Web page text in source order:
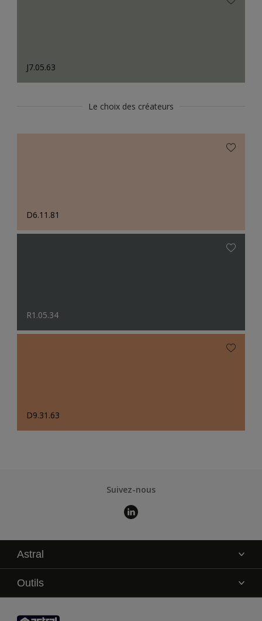
J7.05.63
Le choix des créateurs
D6.11.81
R1.05.34
D9.31.63
Suivez-nous
Astral
La marque
Service technique
Contact
Outils